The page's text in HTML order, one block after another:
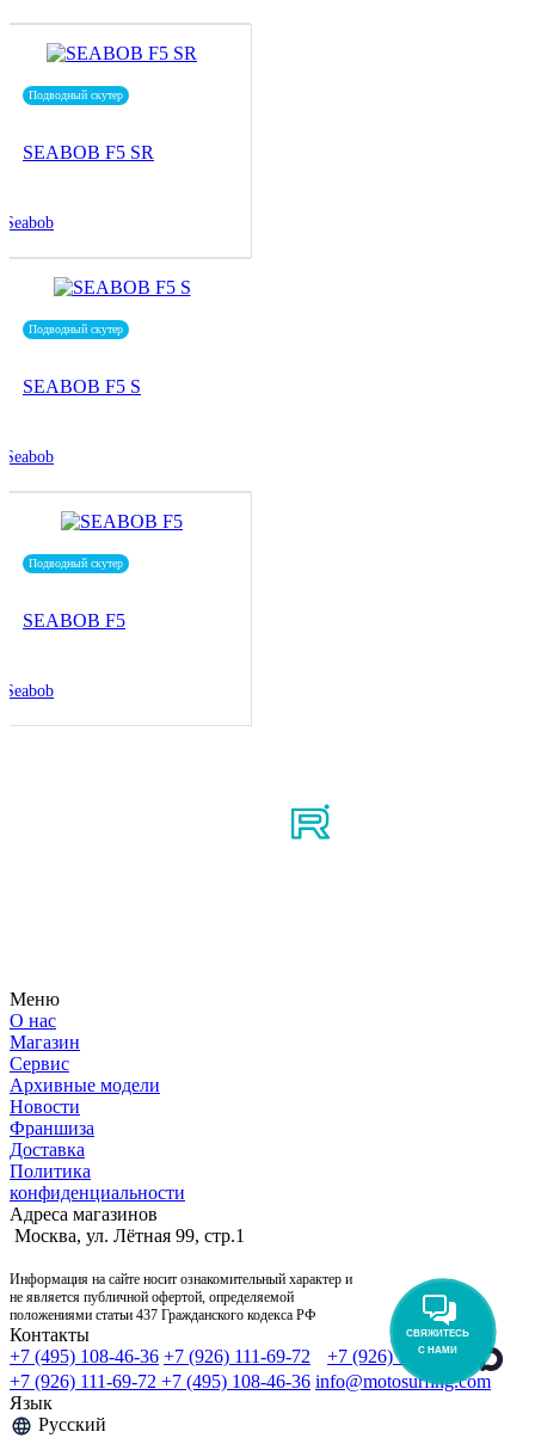
Подводный скутер
SEABOB F5 SR
Seabob
Подводный скутер
SEABOB F5 S
Seabob
Подводный скутер
SEABOB F5
Seabob
Меню
О нас
Магазин
Сервис
Архивные модели
Новости
Франшиза
Доставка
Политика
конфиденциальности
Адреса магазинов
Москва, ул. Лётная 99, стр.1
Информация на сайте носит ознакомительный характер и
не является публичной офертой, определяемой
положениями статьи 437 Гражданского кодекса РФ
Контакты
+7 (495) 108-46-36 +7 (926) 111-69-72
+7 (926) 111-69-72
+7 (926) 111-69-72 +7 (495) 108-46-36 info@motosurfing.com
Язык
Русский
СВЯЖИТЕСЬ
С НАМИ